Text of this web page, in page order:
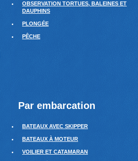
OBSERVATION TORTUES, BALEINES ET
DAUPHINS
PLONGÉE
PÊCHE
Par embarcation
BATEAUX AVEC SKIPPER
BATEAUX À MOTEUR
VOILIER ET CATAMARAN